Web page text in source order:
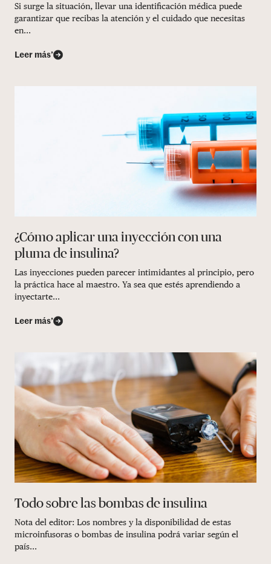
Si surge la situación, llevar una identificación médica puede
garantizar que recibas la atención y el cuidado que necesitas
en...
Leer más’
¿Cómo aplicar una inyección con una
pluma de insulina?
Las inyecciones pueden parecer intimidantes al principio, pero
la práctica hace al maestro. Ya sea que estés aprendiendo a
inyectarte...
Leer más’
Todo sobre las bombas de insulina
Nota del editor: Los nombres y la disponibilidad de estas
microinfusoras o bombas de insulina podrá variar según el
país...